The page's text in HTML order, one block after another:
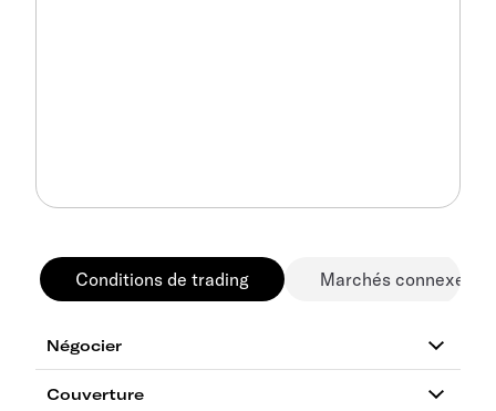
Conditions de trading Marchés connexes